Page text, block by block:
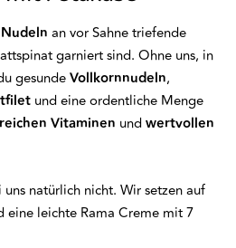
an vor Sahne triefende
garniert sind. Ohne uns, in
gesundeVollkornnudeln,
und eine ordentliche Menge
Vitaminen undwertvollen
natürlich nicht. Wir setzen auf
eine leichte Rama Creme mit 7